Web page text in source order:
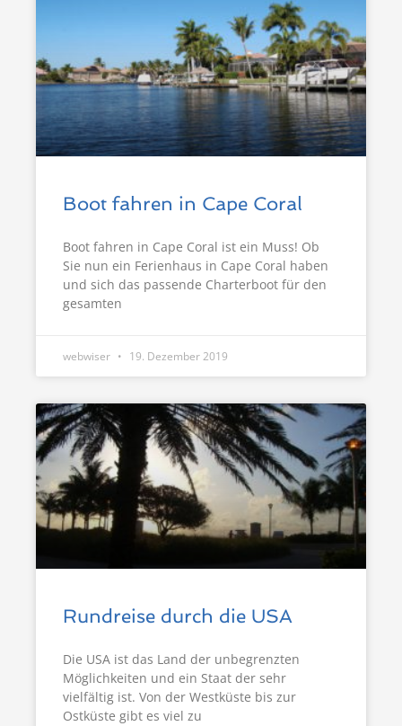
Boot fahren in Cape Coral
Boot fahren in Cape Coral ist ein Muss! Ob
Sie nun ein Ferienhaus in Cape Coral haben
und sich das passende Charterboot für den
gesamten
webwiser 19. Dezember 2019
Rundreise durch die USA
Die USA ist das Land der unbegrenzten
Möglichkeiten und ein Staat der sehr
vielfältig ist. Von der Westküste bis zur
Ostküste gibt es viel zu